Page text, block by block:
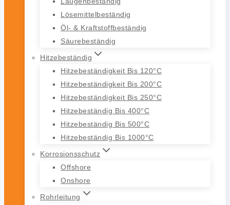
Lösemittelbeständig
Öl- & Kraftstoffbeständig
Säurebeständig
Hitzebeständig
Hitzebeständigkeit Bis 120°C
Hitzebeständigkeit Bis 200°C
Hitzebeständigkeit Bis 250°C
Hitzebeständig Bis 400°C
Hitzebeständig Bis 500°C
Hitzebeständig Bis 1000°C
Korrosionsschutz
Offshore
Onshore
Rohrleitung